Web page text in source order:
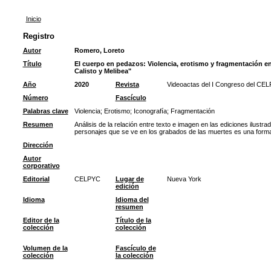
Inicio
Registro
Autor
Romero, Loreto
Título
El cuerpo en pedazos: Violencia, erotismo y fragmentación
Calisto y Melibea"
Año
2020 Revista
Videoactas del I Congreso del
Número
Fascículo
Palabras clave
Violencia; Erotismo; Iconografía; Fragmentación
Resumen
Análisis de la relación entre texto e imagen en las ediciones
personajes que se ve en los grabados de las muertes es una
Dirección
Autor
corporativo
Editorial
CELPYC
Lugar de
edición
Nueva York
Idioma
Idioma del
resumen
Editor de la
colección
Título de la
colección
Volumen de la
colección
Fascículo de
la colección